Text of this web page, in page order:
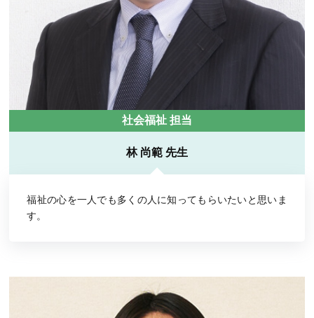
社会福祉 担当
林 尚範 先生
福祉の心を一人でも多くの人に知ってもらいたいと思いま
す。